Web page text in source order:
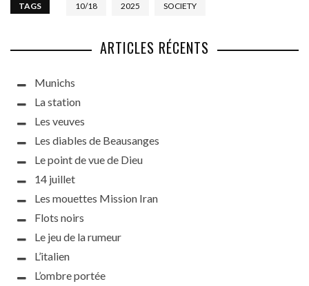
TAGS 10/18 2025 SOCIETY
ARTICLES RÉCENTS
Munichs
La station
Les veuves
Les diables de Beausanges
Le point de vue de Dieu
14 juillet
Les mouettes Mission Iran
Flots noirs
Le jeu de la rumeur
L’italien
L’ombre portée